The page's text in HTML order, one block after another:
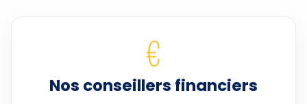
€
Nos conseillers financiers